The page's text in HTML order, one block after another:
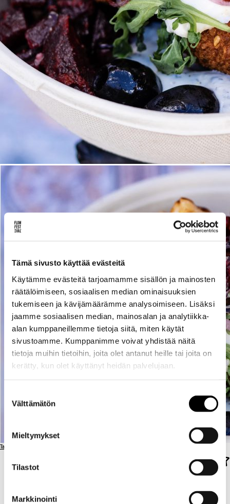
Tämä sivusto käyttää evästeitä
Käytämme evästeitä tarjoamamme sisällön ja mainosten
räätälöimiseen, sosiaalisen median ominaisuuksien
tukemiseen ja kävijämäärämme analysoimiseen. Lisäksi
jaamme sosiaalisen median, mainosalan ja analytiikka-
alan kumppaneillemme tietoja siitä, miten käytät
sivustoamme. Kumppanimme voivat yhdistää näitä
tietoja muihin tietoihin, joita olet antanut heille tai joita on
kerätty, kun olet käyttänyt heidän palvelujaan.
valinta
Välttämätön
Mieltymykset
Tilastot
Markkinointi
Kumppanit
Media
Historia
Uutiset
Lue uusimmat
Uutiskirje
Artikkelit
[SPOTIFY][YOUTUBE]
Takaisin ravintolalistaan